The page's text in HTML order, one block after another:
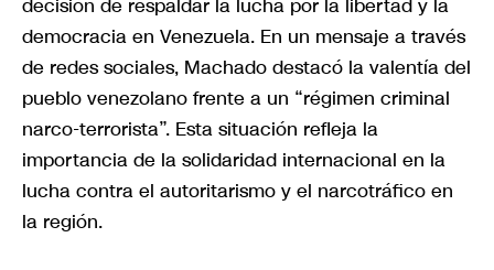
decisión de respaldar la lucha por la libertad y la
democracia en Venezuela. En un mensaje a través
de redes sociales, Machado destacó la valentía del
pueblo venezolano frente a un “régimen criminal
narco-terrorista”. Esta situación refleja la
importancia de la solidaridad internacional en la
lucha contra el autoritarismo y el narcotráfico en
la región.